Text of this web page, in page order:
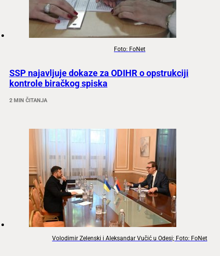
Foto: FoNet
SSP najavljuje dokaze za ODIHR o opstrukciji
kontrole biračkog spiska
2 MIN ČITANJA
Volodimir Zelenski i Aleksandar Vučić u Odesi; Foto: FoNet